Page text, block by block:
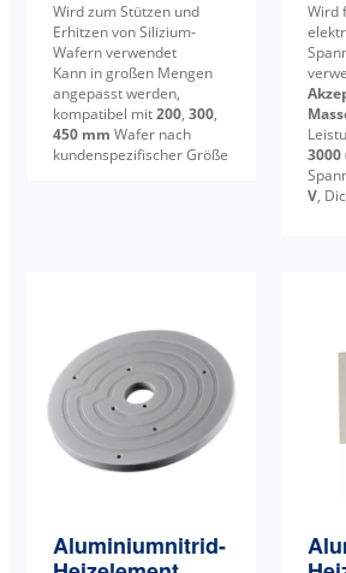
Wird zum Stützen und
Erhitzen von Silizium-
Wafern verwendet
Kann in großen Mengen
angepasst werden,
kompatibel mit200, 300,
450 mm Wafer nach
kundenspezifischer Größe
Wird
3000
V,
Aluminiumnitrid-